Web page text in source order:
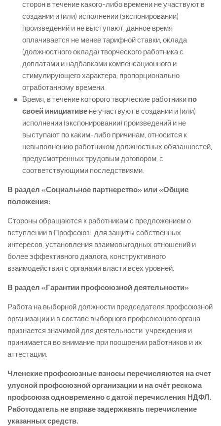
сторон в течение какого-либо времени не участвуют в
создании и (или) исполнении (экспонировании)
произведений и не выступают, данное время
оплачивается не менее тарифной ставки, оклада
(должностного оклада) творческого работника с
доплатами и надбавками компенсационного и
стимулирующего характера, пропорционально
отработанному времени.
Время, в течение которого творческие работники по
своей инициативе не участвуют в создании и (или)
исполнении (экспонировании) произведений и не
выступают по каким-либо причинам, относится к
невыполнению работником должностных обязанностей,
предусмотренных трудовым договором, с
соответствующими последствиями.
В раздел «Социальное партнерство» или «Общие
положения:
Стороны обращаются к работникам с предложением о
вступлении в Профсоюз для защиты собственных
интересов, установления взаимовыгодных отношений и
более эффективного диалога, конструктивного
взаимодействия с органами власти всех уровней.
В раздел «Гарантии профсоюзной деятельности»
Работа на выборной должности председателя профсоюзной
организации и в составе выборного профсоюзного органа
признается значимой для деятельности учреждения и
принимается во внимание при поощрении работников и их
аттестации.
Членские профсоюзные взносы перечисляются на счет
улусной профсоюзной организации и на счёт рескома
профсоюза одновременно с датой перечисления НДФЛ.
Работодатель не вправе задерживать перечисление
указанных средств.